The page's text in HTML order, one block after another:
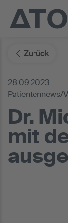
Zurück
28.09.2023
Patientennews/
Dr.
mit